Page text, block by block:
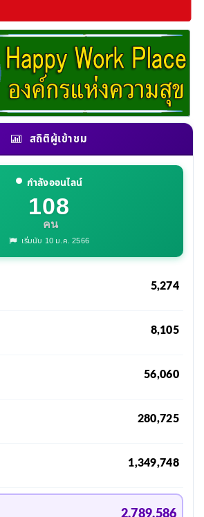
สถิติผู้เข้าชม
กำลังออนไลน์
108
คน
เริ่มนับ 10 ม.ค. 2566
5,274
8,105
56,060
280,725
1,349,748
2,789,586